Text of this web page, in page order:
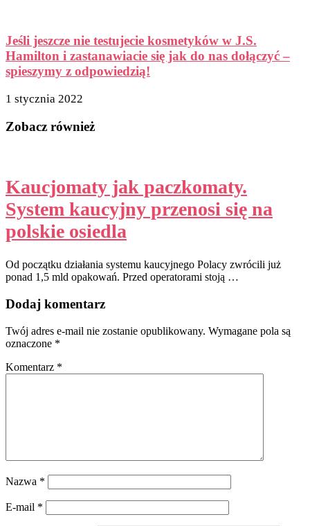
Jeśli jeszcze nie testujecie kosmetyków w J.S.
Hamilton i zastanawiacie się jak do nas dołączyć –
spieszymy z odpowiedzią!
1 stycznia 2022
Zobacz również
Kaucjomaty jak paczkomaty.
System kaucyjny przenosi się na
polskie osiedla
Od początku działania systemu kaucyjnego Polacy zwrócili już
ponad 1,5 mld opakowań. Przed operatorami stoją …
Dodaj komentarz
Twój adres e-mail nie zostanie opublikowany. Wymagane pola są
oznaczone *
Komentarz *
Nazwa *
E-mail *